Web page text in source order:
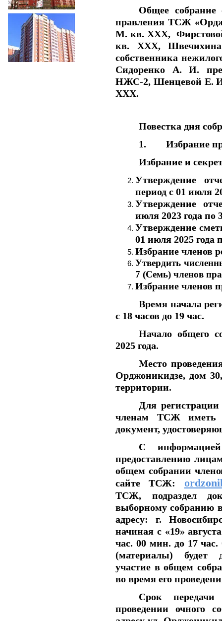
Общее собрание
правления ТСЖ
М. кв. ХХХ,
кв. ХХХ,
собственника
Сидоренко А. И.
НЖС-2, Шенцевой Е.
ХХХ.
Повестка дня
1. Избрание
Избрание и
Утверждение
период с 01 июля
Утверждение
июля 2023 года по
Утверждение
01 июля 2025 года
Избрание членов
Утвердить
7 (Семь) членов
Избрание членов
Время начала
с 18 часов до 19 час.
Начало общего
2025 года.
Место
Орджоникидзе, дом
территории.
Для
членам ТСЖ иметь
документ,
С
предоставлению
общем собрании
сайте ТСЖ:
ТСЖ, подраздел д
выборному собранию в
адресу: г.
начиная с «19»
час. 00 мин. до 17
(материалы) будет
участие в общем
во время его
Срок передачи
проведении очного